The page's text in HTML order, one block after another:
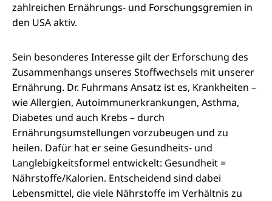
zahlreichen Ernährungs- und Forschungsgremien in
den USA aktiv.
Sein besonderes Interesse gilt der Erforschung des
Zusammenhangs unseres Stoffwechsels mit unserer
Ernährung. Dr. Fuhrmans Ansatz ist es, Krankheiten –
wie Allergien, Autoimmunerkrankungen, Asthma,
Diabetes und auch Krebs – durch
Ernährungsumstellungen vorzubeugen und zu
heilen. Dafür hat er seine Gesundheits- und
Langlebigkeitsformel entwickelt: Gesundheit =
Nährstoffe/Kalorien. Entscheidend sind dabei
Lebensmittel, die viele Nährstoffe im Verhältnis zu